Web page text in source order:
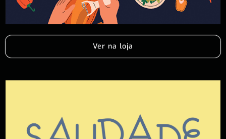
Ver na loja